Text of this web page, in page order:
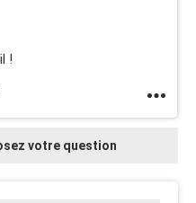
!
votre question